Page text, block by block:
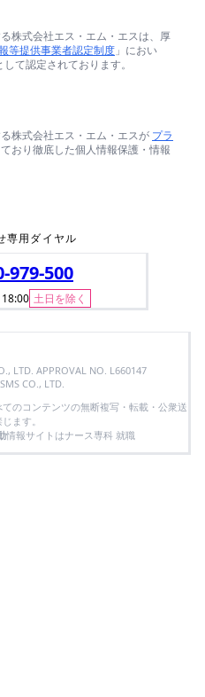
株式会社エス・エム・エスは、厚
等提供事業者認定制度 」におい
て認定されております。
株式会社エス・エム・エスが プラ
おり徹底した個人情報保護・情報
専用ダイヤル
979-500
土日を除く
LTD. APPROVAL NO. L660147
CO., LTD.
のコンテンツの無断複写・転載・公衆送
ます。
情報サイトはナース専科 就職